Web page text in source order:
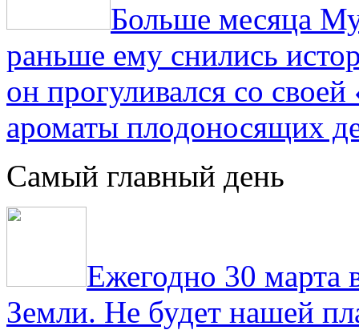
Больше месяца
раньше ему снились
он прогуливался со
ароматы плодоносящих
Самый главный день
Ежегодно 30 марта
Земли. Не будет нашей